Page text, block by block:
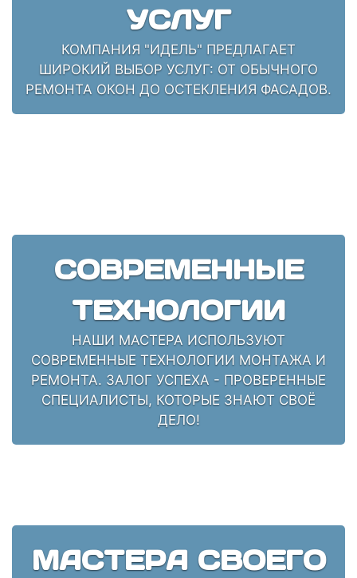
УСЛУГ
КОМПАНИЯ "ИДЕЛЬ" ПРЕДЛАГАЕТ
ШИРОКИЙ ВЫБОР УСЛУГ: ОТ ОБЫЧНОГО
РЕМОНТА ОКОН ДО ОСТЕКЛЕНИЯ ФАСАДОВ.
СОВРЕМЕННЫЕ
ТЕХНОЛОГИИ
НАШИ МАСТЕРА ИСПОЛЬЗУЮТ
СОВРЕМЕННЫЕ ТЕХНОЛОГИИ МОНТАЖА И
РЕМОНТА. ЗАЛОГ УСПЕХА - ПРОВЕРЕННЫЕ
СПЕЦИАЛИСТЫ, КОТОРЫЕ ЗНАЮТ СВОЁ
ДЕЛО!
МАСТЕРА СВОЕГО